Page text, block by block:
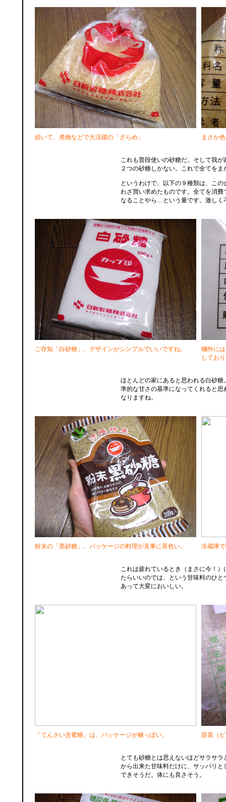
続いて、煮物などで大活躍の「ざらめ」 まさか
これも普段使いの砂糖だ。そして我が
２つの砂糖しかない。これで全てをま
というわけで、以下の９種類は、この
わざ買い求めたものです。全てを消費
なることやら…という量です。激しく
ご存知「白砂糖」。デザインがシンプルでいいですね。
欄外に
してお
ほとんどの家にあると思われる白砂糖
準的な甘さの基準になってくれると思
なりますね。
粉末の「黒砂糖」。パッケージの料理が見事に茶色い。 冷蔵庫
これは疲れているとき（まさに今！）
たらいいのでは、という甘味料のひと
あって大変においしい。
「てんさい含蜜糖」は、パッケージが糠っぽい。 甜菜（
とても砂糖とは思えないほどサラサラ
から出来た甘味料だけに、サッパリと
できそうだ。体にも良さそう。